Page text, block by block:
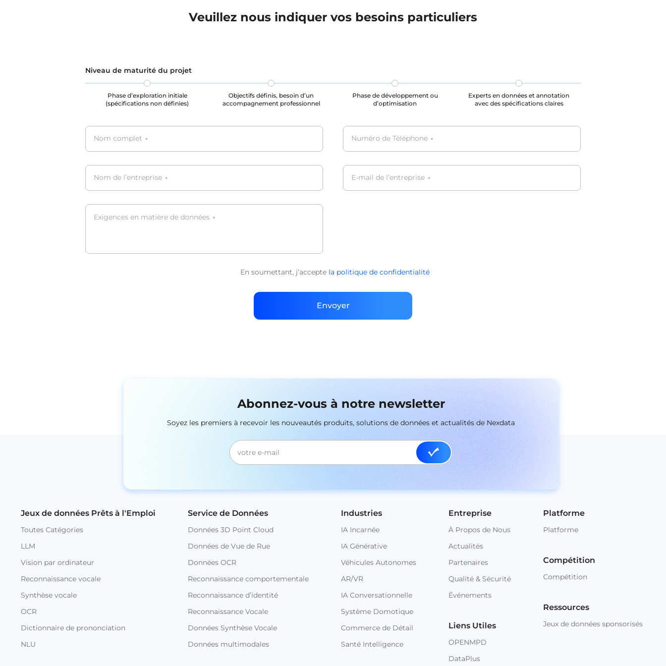
Veuillez nous indiquer vos besoins particuliers
Niveau de maturité du projet
Phase d’exploration initiale
(spécifications non définies)
Objectifs définis, besoin d’un
accompagnement professionnel
Phase de développement ou
d’optimisation
Experts en données et annotation
avec des spécifications claires
Nom complet * Numéro de Téléphone *
Nom de l’entreprise * E-mail de l’entreprise *
Exigences en matière de données *
En soumettant, j’accepte la politique de confidentialité
Envoyer
Abonnez-vous à notre newsletter
Soyez les premiers à recevoir les nouveautés produits, solutions de données et actualités de Nexdata
Jeux de données Prêts à l'Emploi
Toutes Catégories
LLM
Vision par ordinateur
Reconnaissance vocale
Synthèse vocale
OCR
Dictionnaire de prononciation
NLU
Service de Données
Données 3D Point Cloud
Données de Vue de Rue
Données OCR
Reconnaissance comportementale
Reconnaissance d’identité
Reconnaissance Vocale
Données Synthèse Vocale
Données multimodales
Industries
IA Incarnée
IA Générative
Véhicules Autonomes
AR/VR
IA Conversationnelle
Système Domotique
Commerce de Détail
Santé Intelligence
Entreprise
À Propos de Nous
Actualités
Partenaires
Qualité & Sécurité
Événements
Liens Utiles
OPENMPD
DataPlus
Platforme
Platforme
Compétition
Compétition
Ressources
Jeux de données sponsorisés